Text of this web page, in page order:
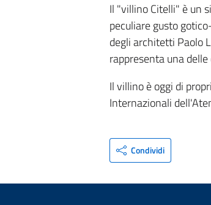
Il "villino Citelli" è un
peculiare gusto
degli architetti Paolo
rappresenta una
Il villino è oggi di
Internazionali
Condividi